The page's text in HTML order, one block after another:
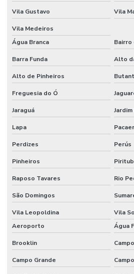
Vila Gustavo Vila
Vila Medeiros
Água Branca
Bairro
Barra Funda Alto
Alto de Pinheiros
Freguesia do Ó
Jaraguá
Lapa
Perdizes Perús
Pinheiros
Raposo Tavares Rio
São Domingos
Vila Leopoldina
Vila
Aeroporto
Água
Brooklin
Campo Grande